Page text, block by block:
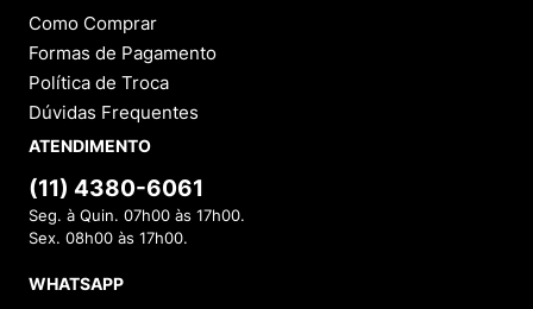
Como Comprar
Formas de Pagamento
Política de Troca
Dúvidas Frequentes
ATENDIMENTO
(11) 4380-6061
Seg. à Quin. 07h00 às 17h00.
Sex. 08h00 às 17h00.
WHATSAPP